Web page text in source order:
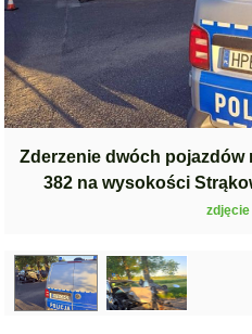
Zderzenie dwóch
382 na wysokości
zdjęcie